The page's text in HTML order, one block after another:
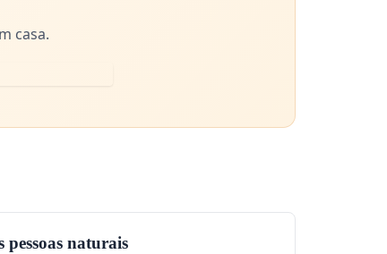
casa.
naturais